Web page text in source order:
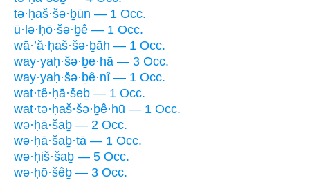
tə·ḥaš·šə·ḇūn — 1 Occ.
ū·lə·ḥō·šə·ḇê — 1 Occ.
wā·’ă·ḥaš·šə·ḇāh — 1 Occ.
way·yaḥ·šə·ḇe·hā — 3 Occ.
way·yaḥ·šə·ḇê·nî — 1 Occ.
wat·tê·ḥā·šeḇ — 1 Occ.
wat·tə·ḥaš·šə·ḇê·hū — 1 Occ.
wə·ḥā·šaḇ — 2 Occ.
wə·ḥā·šaḇ·tā — 1 Occ.
wə·ḥiš·šaḇ — 5 Occ.
wə·ḥō·šêḇ — 3 Occ.